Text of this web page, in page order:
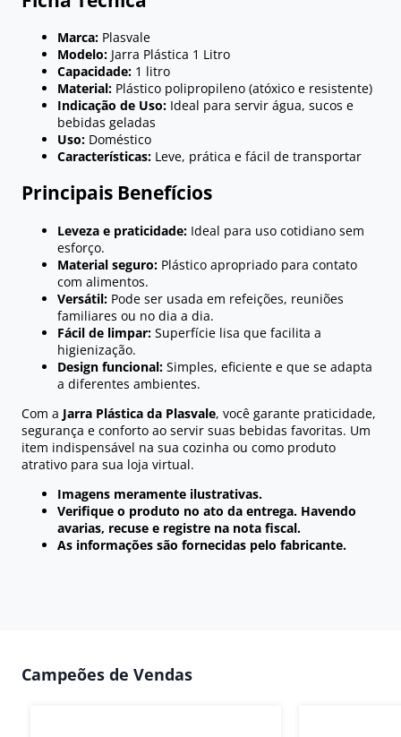
Marca: Plasvale
Modelo: Jarra Plástica 1 Litro
Capacidade: 1 litro
Material: Plástico polipropileno (atóxico e resistente)
Indicação de Uso: Ideal para servir água, sucos e
bebidas geladas
Uso: Doméstico
Características: Leve, prática e fácil de transportar
Principais Benefícios
Leveza e praticidade: Ideal para uso cotidiano sem
esforço.
Material seguro: Plástico apropriado para contato
com alimentos.
Versátil: Pode ser usada em refeições, reuniões
familiares ou no dia a dia.
Fácil de limpar: Superfície lisa que facilita a
higienização.
Design funcional: Simples, eficiente e que se adapta
a diferentes ambientes.
Com a Jarra Plástica da Plasvale, você garante praticidade,
segurança e conforto ao servir suas bebidas favoritas. Um
item indispensável na sua cozinha ou como produto
atrativo para sua loja virtual.
Imagens meramente ilustrativas.
Verifique o produto no ato da entrega. Havendo
avarias, recuse e registre na nota fiscal.
As informações são fornecidas pelo fabricante.
Campeões de Vendas